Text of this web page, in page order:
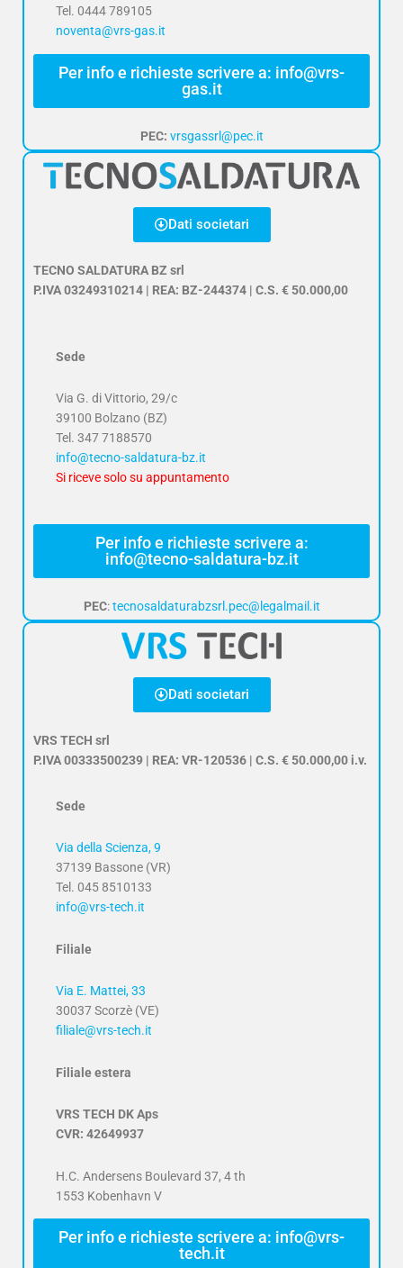
Tel. 0444 789105
noventa@vrs-gas.it
Per info e richieste scrivere a: info@vrs-
gas.it
PEC: vrsgassrl@pec.it
Dati societari
TECNO SALDATURA BZ srl
P.IVA 03249310214 | REA: BZ-244374 | C.S. € 50.000,00
Sede
Via G. di Vittorio, 29/c
39100 Bolzano (BZ)
Tel. 347 7188570
info@tecno-saldatura-bz.it
Si riceve solo su appuntamento
Per info e richieste scrivere a:
info@tecno-saldatura-bz.it
PEC:tecnosaldaturabzsrl.pec@legalmail.it
Dati societari
VRS TECH srl
P.IVA 00333500239 | REA: VR-120536 | C.S. € 50.000,00 i.v.
Sede
Via della Scienza, 9
37139 Bassone (VR)
Tel. 045 8510133
info@vrs-tech.it
Filiale
Via E. Mattei, 33
30037 Scorzè (VE)
filiale@vrs-tech.it
Filiale estera
VRS TECH DK Aps
CVR: 42649937
H.C. Andersens Boulevard 37, 4 th
1553 Kobenhavn V
Per info e richieste scrivere a: info@vrs-
tech.it